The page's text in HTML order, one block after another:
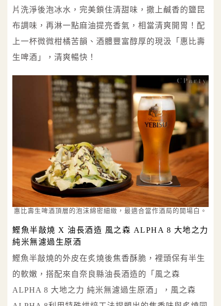
片洗淨後泡冰水，完美鎖住清甜味，撒上鹹香的鹽昆
布調味，再淋一點麻油提亮香氣，相當清爽開胃！配
上一杯微微柑橘苦韻、酒體豐富醇厚的現汲「惠比壽
生啤酒」，清爽暢快！
惠比壽生啤酒頂層的泡沫綿密細緻，最適合當作酒局的開場白。
鰹魚半敲燒 X 油長酒造 風之森 ALPHA 8 大地之力
純米無濾過生原酒
鰹魚半敲燒的外皮在炙燒後焦香酥脆，裡頭保有半生
的軟嫩，搭配來自奈良縣油長酒造的「風之森
ALPHA 8 大地之力 純米無濾過生原酒」，風之森